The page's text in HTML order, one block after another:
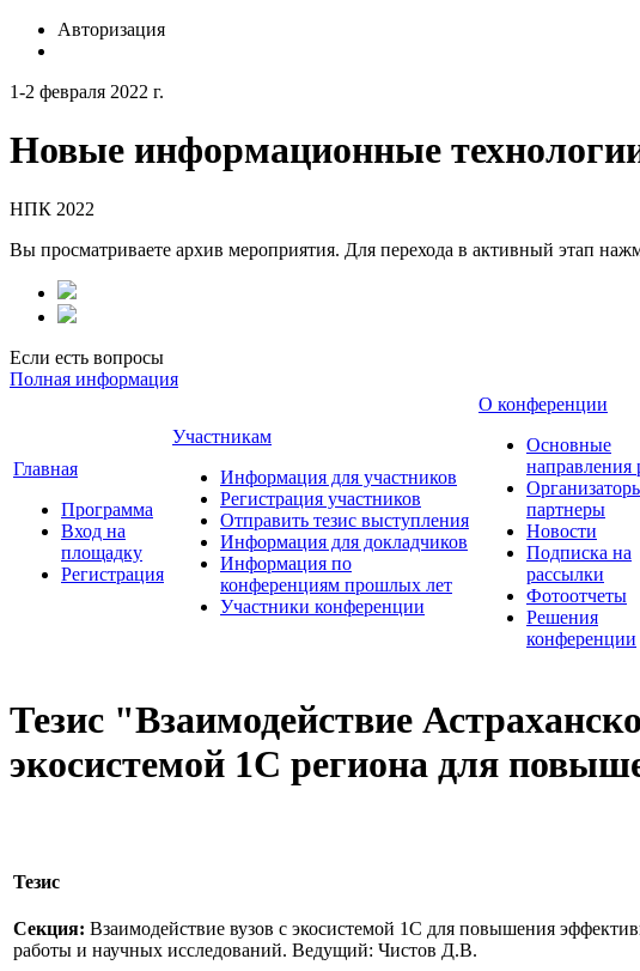
Авторизация
1-2 февраля 2022 г.
Новые информационные
НПК 2022
Вы просматриваете архив мероприятия. Для перехода в активный этап
Если есть вопросы
Полная информация
Главная
Программа
Вход на
площадку
Регистрация
Участникам
Информация для участников
Регистрация участников
Отправить тезис выступления
Информация для докладчиков
Информация по
конференциям прошлых лет
Участники конференции
О конференции
Основные
направления
партнеры
Новости
Подписка на
рассылки
Фотоотчеты
Решения
конференции
Тезис "Взаимодействие
экосистемой 1С региона для
Тезис
Секция: Взаимодействие вузов с экосистемой 1С для повышения
работы и научных исследований. Ведущий: Чистов Д.В.